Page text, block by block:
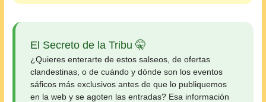
El Secreto de la Tribu 🤫
¿Quieres enterarte de estos salseos, de ofertas
clandestinas, o de cuándo y dónde son los eventos
sáficos más exclusivos antes de que lo publiquemos
en la web y se agoten las entradas? Esa información